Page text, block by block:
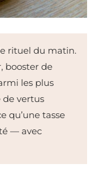
rituel du matin.
booster de
les plus
de vertus
qu’une tasse
— avec